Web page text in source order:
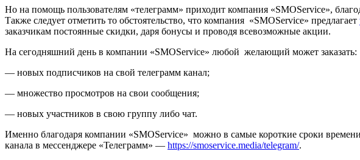
Но на помощь пользователям «телеграмм» приходит компания «SMOService»,
Также следует отметить то обстоятельство, что компания «SMOService» предлагает
заказчикам постоянные скидки, даря бонусы и проводя всевозможные акции.
На сегодняшний день в компании «SMOService» любой желающий может заказать:
— новых подписчиков на свой телеграмм канал;
— множество просмотров на свои сообщения;
— новых участников в свою группу либо чат.
Именно благодаря компании «SMOService» можно в самые короткие сроки
канала в мессенджере «Телеграмм» — https://smoservice.media/telegram/.